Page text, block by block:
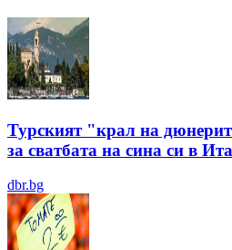
Турският "крал на
за сватбата на сина си в
dbr.bg